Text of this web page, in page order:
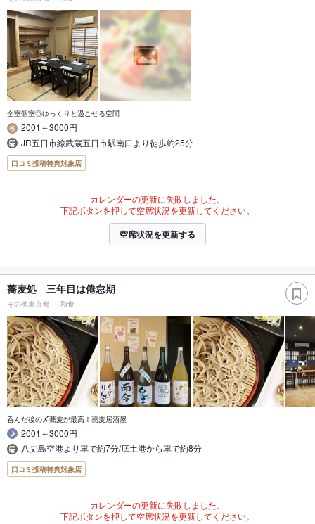
全室個室◎ゆっくりと過ごせる空間
2001～3000円
JR五日市線武蔵五日市駅南口より徒歩約25分
口コミ投稿特典対象店
カレンダーの更新に失敗しました。
下記ボタンを押して空席状況を更新してください。
空席状況を更新する
蕎麦処 三年目は倦怠期
その他東京都 和食
呑んだ後の〆蕎麦が最高！蕎麦居酒屋
2001～3000円
八丈島空港より車で約7分/底土港から車で約8分
口コミ投稿特典対象店
カレンダーの更新に失敗しました。
下記ボタンを押して空席状況を更新してください。